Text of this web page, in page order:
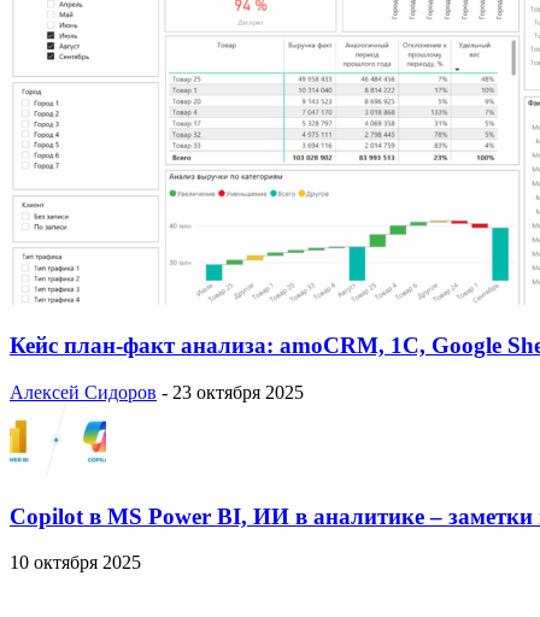
Кейс план-факт анализа: amoCRM, 1C, Google
Алексей Сидоров - 23 октября 2025
Copilot в MS Power BI, ИИ в аналитике – заметки
10 октября 2025